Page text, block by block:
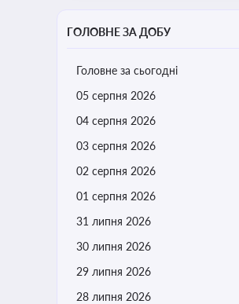
ГОЛОВНЕ ЗА ДОБУ
Головне за сьогодні
05 серпня 2026
04 серпня 2026
03 серпня 2026
02 серпня 2026
01 серпня 2026
31 липня 2026
30 липня 2026
29 липня 2026
28 липня 2026